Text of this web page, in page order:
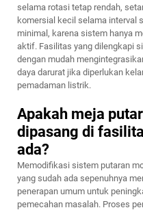
selama rotasi tetap rendah,
komersial kecil selama interval
minimal, karena sistem hanya
aktif. Fasilitas yang dilengkapi
dengan mudah
daya darurat jika diperlukan
pemadaman listrik.
Apakah meja
dipasang di
ada?
Memodifikasi sistem putaran
yang sudah ada sepenuhnya
penerapan umum untuk
pemecahan masalah. Proses